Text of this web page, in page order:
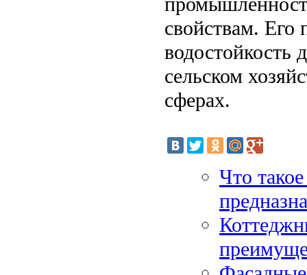
свойствам. Его
водостойкость
сельском
сферах.
Что